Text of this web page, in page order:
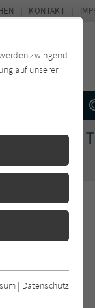
Kino &
KONTAKT
zwingend
auf unserer
| Datenschutz